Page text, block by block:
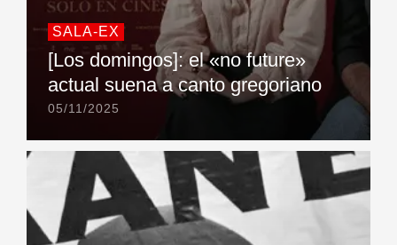
SALA-EX
[Los domingos]: el «no future»
actual suena a canto gregoriano
05/11/2025